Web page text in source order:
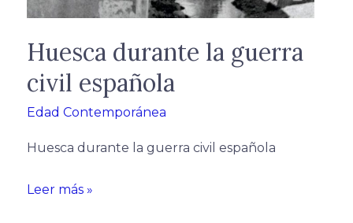
Huesca durante la guerra
civil española
Edad Contemporánea
Huesca durante la guerra civil española
Leer más »